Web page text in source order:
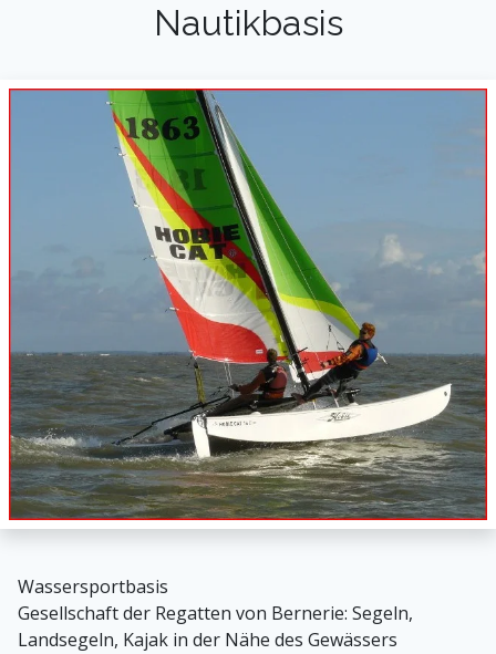
Nautikbasis
Wassersportbasis
Gesellschaft der Regatten von Bernerie: Segeln,
Landsegeln, Kajak in der Nähe des Gewässers